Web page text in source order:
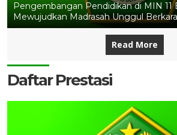
Pengembangan Pendidikan di MIN 11
Mewujudkan Madrasah Unggul
Read More
Daftar Prestasi